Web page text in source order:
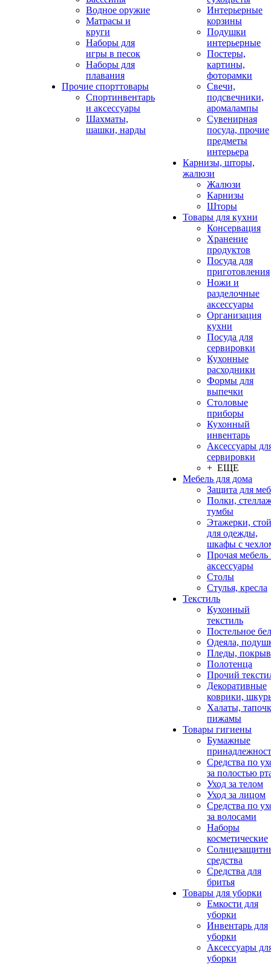
Водное оружие
Матрасы и
круги
Наборы для
игры в песок
Наборы для
плавания
Прочие спорттовары
Спортинвентарь
и аксессуары
Шахматы,
шашки, нарды
Интерьерные
корзины
Подушки
интерьерные
Постеры,
картины,
фоторамки
Свечи,
подсвечники,
аромалампы
Сувенирная
посуда, прочие
предметы
интерьера
Карнизы, шторы,
жалюзи
Жалюзи
Карнизы
Шторы
Товары для кухни
Консервация
Хранение
продуктов
Посуда для
приготовления
Ножи и
разделочные
аксессуары
Организация
кухни
Посуда для
сервировки
Кухонные
расходники
Формы для
выпечки
Столовые
приборы
Кухонный
инвентарь
Аксессуары
сервировки
+ ЕЩЕ
Мебель для дома
Защита для
Полки,
тумбы
Этажерки,
для одежды,
шкафы с
Прочая мебель
аксессуары
Столы
Стулья, кресла
Текстиль
Кухонный
текстиль
Постельное
Одеяла,
Пледы,
Полотенца
Прочий
Декоративные
коврики,
Халаты,
пижамы
Товары гигиены
Бумажные
Средства по
за полостью
Уход за телом
Уход за лицом
Средства по
за волосами
Наборы
косметические
средства
Средства для
бритья
Товары для уборки
Емкости для
уборки
Инвентарь для
уборки
Аксессуары
уборки